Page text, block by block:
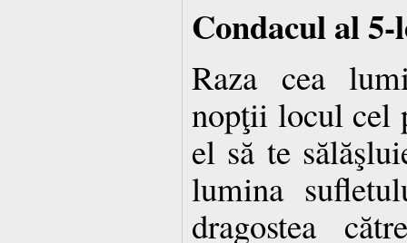
Condacul al 5-
Raza cea
nopţii locul cel
el să te
lumina
dragostea